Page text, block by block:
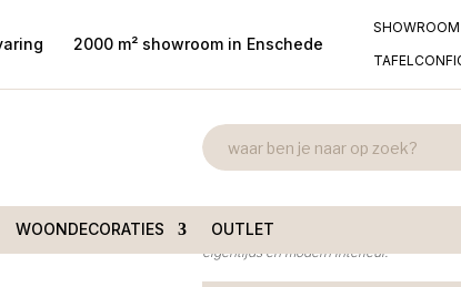
2000 m² showroom in Enschede
SHOWROOM
WOONDECORATIES OUTLET
Afrikaans
Amalia 3-
Leather
€1.299,00
Prachtige grote 3-zitsbank Amalia
eigentijds en modern interieur.